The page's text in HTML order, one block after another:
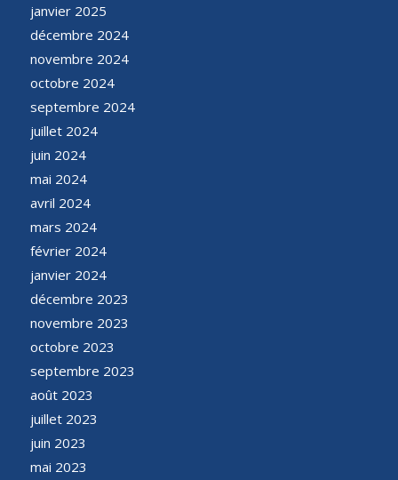
janvier 2025
décembre 2024
novembre 2024
octobre 2024
septembre 2024
juillet 2024
juin 2024
mai 2024
avril 2024
mars 2024
février 2024
janvier 2024
décembre 2023
novembre 2023
octobre 2023
septembre 2023
août 2023
juillet 2023
juin 2023
mai 2023